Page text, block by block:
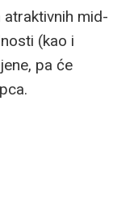
mid-
(kao i
pa će